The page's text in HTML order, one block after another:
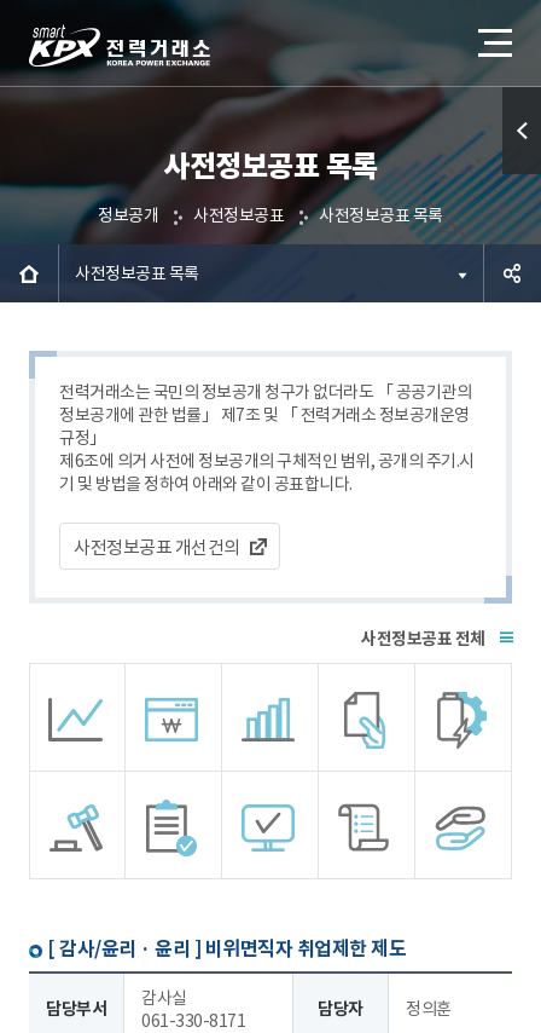
사전정보공표 목록
정보공개 사전정보공표 사전정보공표 목록
사전정보공표 목록
전력거래소는 국민의 정보공개 청구가 없더라도 「 공공기관의
정보공개에 관한 법률」 제7조 및 「 전력거래소 정보공개운영
규정」
제6조에 의거 사전에 정보공개의 구체적인 범위, 공개의 주기.시
기 및 방법을 정하여 아래와 같이 공표합니다.
사전정보공표 개선건의
전체
[ 감사/윤리 · 윤리 ] 비위면직자 취업제한 제도
담당부서
감사실
061-330-8171
담당자 정의훈
퀵메
뉴 열
기